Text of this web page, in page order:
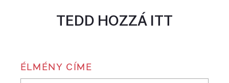
TEDD HOZZÁ ITT
ÉLMÉNY CÍME